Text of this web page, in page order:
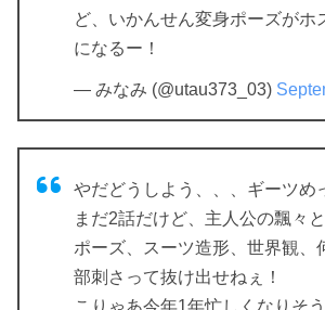
ど、いかんせん変身ポーズがホ
になるー！
— みなみ (@utau373_03)
やだどうしよう、、、ギーツめ
まだ2話だけど、主人公の飄々
ポーズ、スーツ造形、世界観、
部刺さって抜け出せねぇ！
こりゃあ今年1年忙しくなりそ